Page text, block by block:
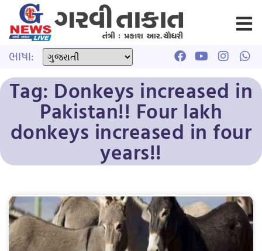
ભાષા:
Tag: Donkeys increased in
Pakistan!! Four lakh
donkeys increased in four
years!!